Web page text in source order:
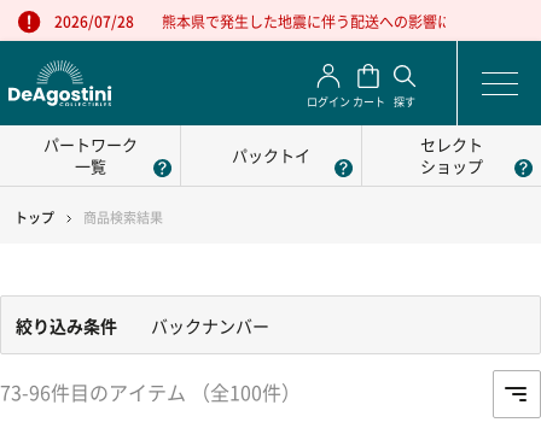
2026/07/28 熊本県で発生した地震に伴う配送への影響について
ログイン カート 探す
パートワーク
一覧
パックトイ
セレクト
ショップ
トップ 商品検索結果
絞り込み条件 バックナンバー
73-96件目のアイテム （全100件）